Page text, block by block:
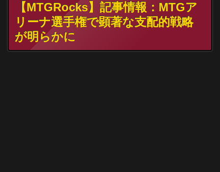
【MTGRocks】記事情報：MTGア
リーナ選手権で顕著な支配的戦略
が明らかに